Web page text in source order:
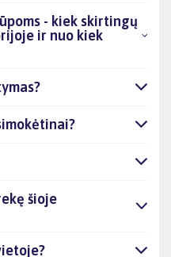
- kiek skirtingų
ir nuo kiek
šioje